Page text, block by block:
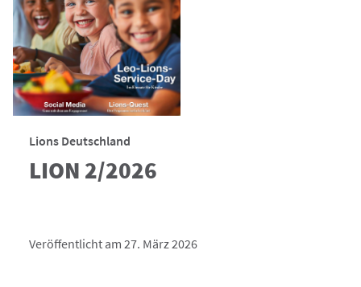
Lions Deutschland
LION 2/2026
Veröffentlicht am 27. März 2026